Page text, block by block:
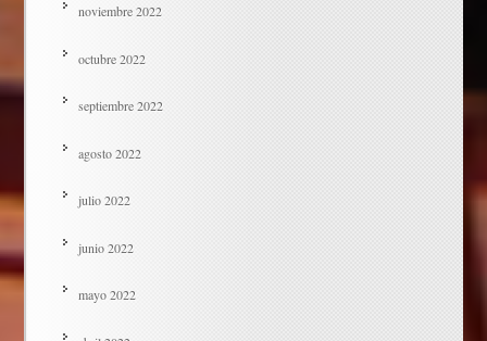
noviembre 2022
octubre 2022
septiembre 2022
agosto 2022
julio 2022
junio 2022
mayo 2022